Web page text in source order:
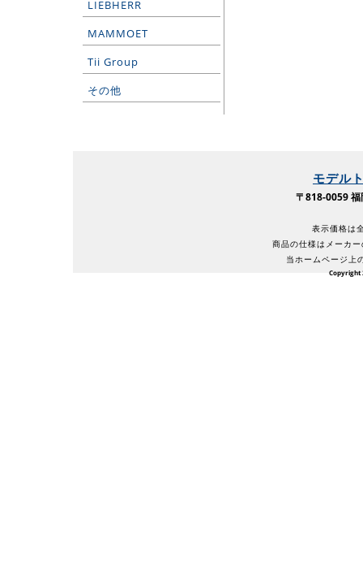
LIEBHERR
MAMMOET
Tii Group
その他
モデル
〒818-0059
表示価格は
商品の仕様はメーカ
当ホームページ上
Copyright